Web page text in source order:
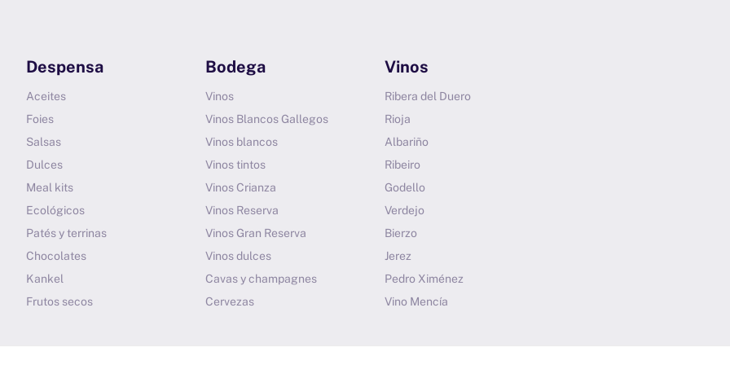
Despensa
Aceites
Foies
Salsas
Dulces
Meal kits
Ecológicos
Patés y terrinas
Chocolates
Kankel
Frutos secos
Bodega
Vinos
Vinos Blancos Gallegos
Vinos blancos
Vinos tintos
Vinos Crianza
Vinos Reserva
Vinos Gran Reserva
Vinos dulces
Cavas y champagnes
Cervezas
Vinos
Ribera del Duero
Rioja
Albariño
Ribeiro
Godello
Verdejo
Bierzo
Jerez
Pedro Ximénez
Vino Mencía